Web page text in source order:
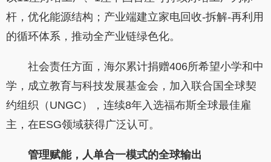
杆，优化能源结构；产业端建立家电回收-拆解-再利用
的循环体系，推动全产业链绿色化。
社会责任方面，海尔累计捐赠406所希望小学和中
学，成立教育与科技发展基金会，加入联合国全球契
约组织（UNGC），连续8年入选福布斯全球最佳雇
主，在ESG领域获得广泛认可。
管理赋能，人单合一模式的全球输出